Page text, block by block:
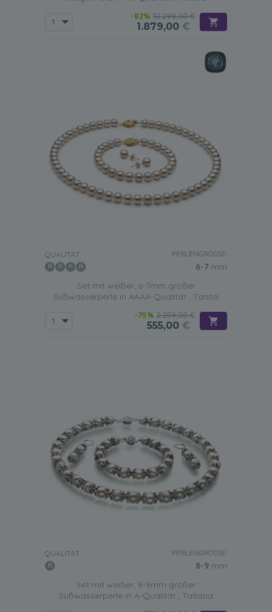
-82% 10.299,00 €
1.879,00 €
QUALITÄT: PERLENGRÖSSE:
6-7 mm
Set mit weißer, 6-7mm großer
Süßwasserperle in AAAA-Qualität , Tanita
-75% 2.259,00 €
555,00 €
QUALITÄT: PERLENGRÖSSE:
8-9 mm
Set mit weißer, 8-9mm großer
Süßwasserperle in A-Qualität , Tatiana